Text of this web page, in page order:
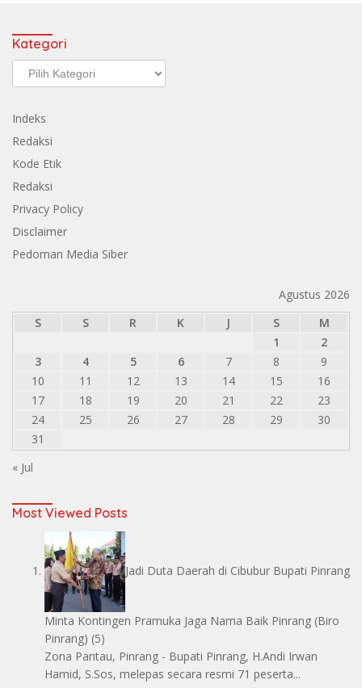
Kategori
Kategori
Indeks
Redaksi
Kode Etik
Redaksi
Privacy Policy
Disclaimer
Pedoman Media Siber
Agustus 2026
S
S R K J S
M
1
2
3
4 5 6 7 8
9
10
11 12 13 14 15
16
17
18 19 20 21 22
23
24
25 26 27 28 29
30
31
« Jul
Most Viewed Posts
Jadi Duta Daerah di Cibubur Bupati Pinrang
Minta Kontingen Pramuka Jaga Nama Baik Pinrang (Biro
Pinrang) (5)
Zona Pantau, Pinrang - Bupati Pinrang, H.Andi Irwan
Hamid, S.Sos, melepas secara resmi 71 peserta...